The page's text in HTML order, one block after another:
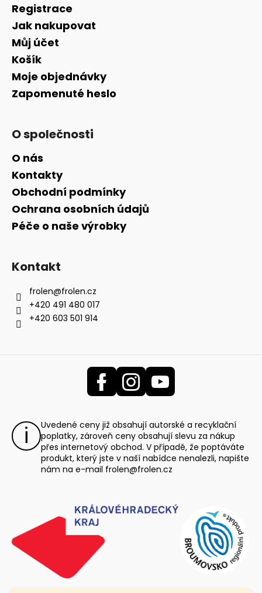
Registrace
Jak nakupovat
Můj účet
Košík
Moje objednávky
Zapomenuté heslo
O společnosti
O nás
Kontakty
Obchodní podmínky
Ochrana osobních údajů
Péče o naše výrobky
Kontakt
frolen@frolen.cz
+420 491 480 017
+420 603 501 914
Uvedené ceny již obsahují autorské a recyklační
poplatky, zároveň ceny obsahují slevu za nákup
přes internetový obchod. V případě, že poptáváte
produkt, který jste v naší nabídce nenalezli, napište
nám na e-mail frolen@frolen.cz